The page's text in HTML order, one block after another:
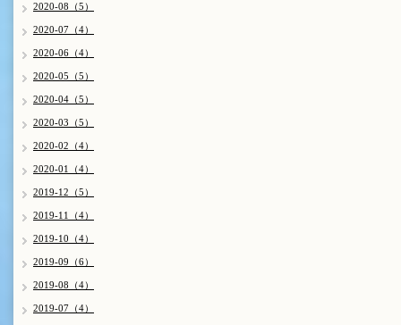
2020-08（5）
2020-07（4）
2020-06（4）
2020-05（5）
2020-04（5）
2020-03（5）
2020-02（4）
2020-01（4）
2019-12（5）
2019-11（4）
2019-10（4）
2019-09（6）
2019-08（4）
2019-07（4）